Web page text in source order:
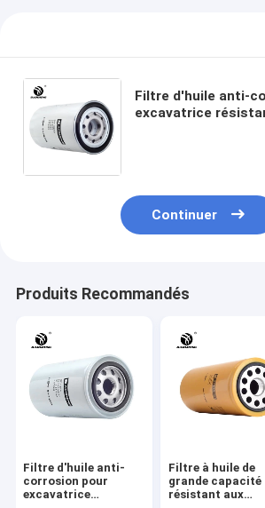
Filtre d'huile anti-
excavatrice
Continuer
Produits Recommandés
Filtre d'huile anti-
corrosion pour
excavatrice
Filtre à huile de
grande capacité
résistant aux